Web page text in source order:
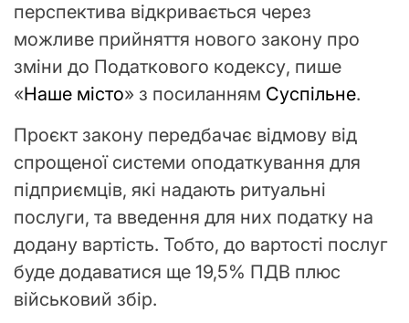
перспектива відкривається через
можливе прийняття нового закону про
зміни до Податкового кодексу, пише
«Наше місто» з посиланням Суспільне.
Проєкт закону передбачає відмову від
спрощеної системи оподаткування для
підприємців, які надають ритуальні
послуги, та введення для них податку на
додану вартість. Тобто, до вартості послуг
буде додаватися ще 19,5% ПДВ плюс
військовий збір.